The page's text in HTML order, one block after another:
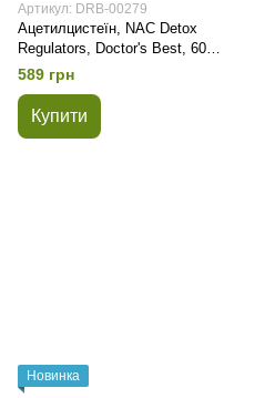
Артикул: DRB-00279
Ацетилцистеїн, NAC Detox
Regulators, Doctor's Best, 60
капсул
589 грн
Купити
Новинка